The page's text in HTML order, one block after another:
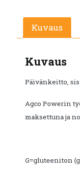
Kuvaus
Kuvaus
Päivänkeitto,
Agco Powerin
maksettuna ja
G=gluteeniton